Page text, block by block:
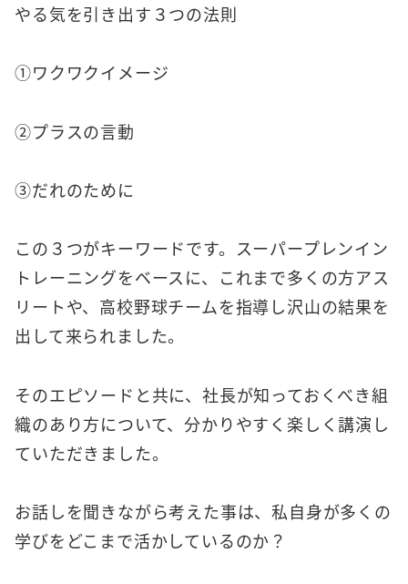
やる気を引き出す３つの法則
①ワクワクイメージ
②プラスの言動
③だれのために
この３つがキーワードです。スーパープレンイン
トレーニングをベースに、これまで多くの方アス
リートや、高校野球チームを指導し沢山の結果を
出して来られました。
そのエピソードと共に、社長が知っておくべき組
織のあり方について、分かりやすく楽しく講演し
ていただきました。
お話しを聞きながら考えた事は、私自身が多くの
学びをどこまで活かしているのか？